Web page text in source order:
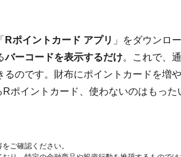
Rポイントカード アプリ 」をダウンロ
バーコードを表示するだけ。これで、
のです。財布にポイントカードを増
ポイントカード、使わないのはもった
ご確認ください。